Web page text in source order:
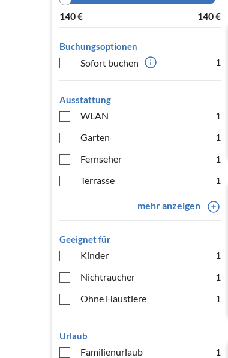
140€ 140€
Buchungsoptionen
Sofort buchen 1
Ausstattung
WLAN
1
Garten
1
Fernseher
1
Terrasse
1
mehr anzeigen
Geeignet für
Kinder
1
Nichtraucher
1
Ohne Haustiere
1
Urlaub
Familienurlaub
1